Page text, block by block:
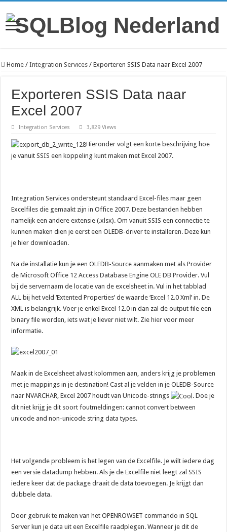
Home / Integration Services / Exporteren SSIS Data naar Excel 2007
Exporteren SSIS Data naar
Excel 2007
Integration Services 3,829 Views
Hieronder volgt een korte beschrijving hoe
je vanuit SSIS een koppeling kunt maken met Excel 2007.
Integration Services ondersteunt standaard Excel-files maar geen
Excelfiles die gemaakt zijn in Office 2007. Deze bestanden hebben
namelijk een andere extensie (.xlsx). Om vanuit SSIS een connectie te
kunnen maken dien je eerst een OLEDB-driver te installeren. Deze kun
je hierdownloaden.
Na de installatie kun je een OLEDB-Source aanmaken met als Provider
de Microsoft Office 12 Access Database Engine OLE DB Provider. Vul
bij de servernaam de locatie van de excelsheet in. Vul in het tabblad
ALL bij het veld ‘Extented Properties’ de waarde ‘Excel 12.0 Xml’ in. De
XML is belangrijk. Voer je enkel Excel 12.0 in dan zal de output file een
binary file worden, iets wat je liever niet wilt. Zie hiervoor meer
informatie.
Maak in de Excelsheet alvast kolommen aan, anders krijg je problemen
met je mappings in je destination! Cast al je velden in je OLEDB-Source
naar NVARCHAR, Excel 2007 houdt van Unicode-strings
. Doe je
dit niet krijg je dit soort foutmeldingen: cannot convert between
unicode and non-unicode string data types.
Het volgende probleem is het legen van de Excelfile. Je wilt iedere dag
een versie datadump hebben. Als je de Excelfile niet leegt zal SSIS
iedere keer dat de package draait de data toevoegen. Je krijgt dan
dubbele data.
Door gebruik te maken van het OPENROWSET commando in SQL
Server kun je data uit een Excelfile raadplegen. Wanneer je dit de